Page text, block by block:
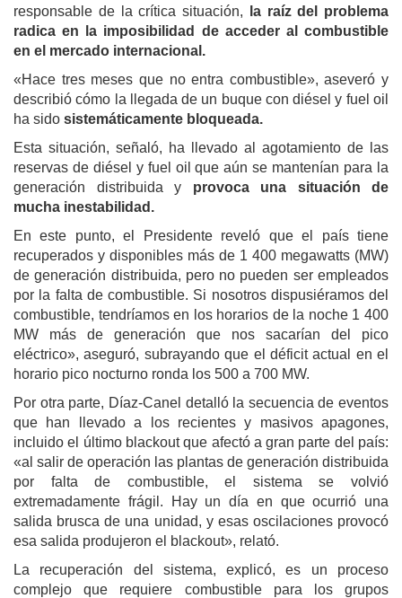
responsable de la crítica situación,
la raíz del problema
radica en la imposibilidad de acceder al combustible
en el mercado internacional.
«Hace tres meses que no entra combustible», aseveró y
describió cómo la llegada de un buque con diésel y fuel oil
ha sido sistemáticamente bloqueada.
Esta situación, señaló, ha llevado al agotamiento de las
reservas de diésel y fuel oil que aún se mantenían para la
generación distribuida y provoca una situación de
mucha inestabilidad.
En este punto, el Presidente reveló que el país tiene
recuperados y disponibles más de 1 400 megawatts (MW)
de generación distribuida, pero no pueden ser empleados
por la falta de combustible. Si nosotros dispusiéramos del
combustible, tendríamos en los horarios de la noche 1 400
MW más de generación que nos sacarían del pico
eléctrico», aseguró, subrayando que el déficit actual en el
horario pico nocturno ronda los 500 a 700 MW.
Por otra parte, Díaz-Canel detalló la secuencia de eventos
que han llevado a los recientes y masivos apagones,
incluido el último blackout que afectó a gran parte del país:
«al salir de operación las plantas de generación distribuida
por falta de combustible, el sistema se volvió
extremadamente frágil. Hay un día en que ocurrió una
salida brusca de una unidad, y esas oscilaciones provocó
esa salida produjeron el blackout», relató.
La recuperación del sistema, explicó, es un proceso
complejo que requiere combustible para los grupos